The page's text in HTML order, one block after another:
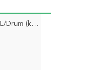
1L, 5L, 10L, 50L, 100L, 1000L/Drum (kundenspezifisches Verpacken annehmbar)